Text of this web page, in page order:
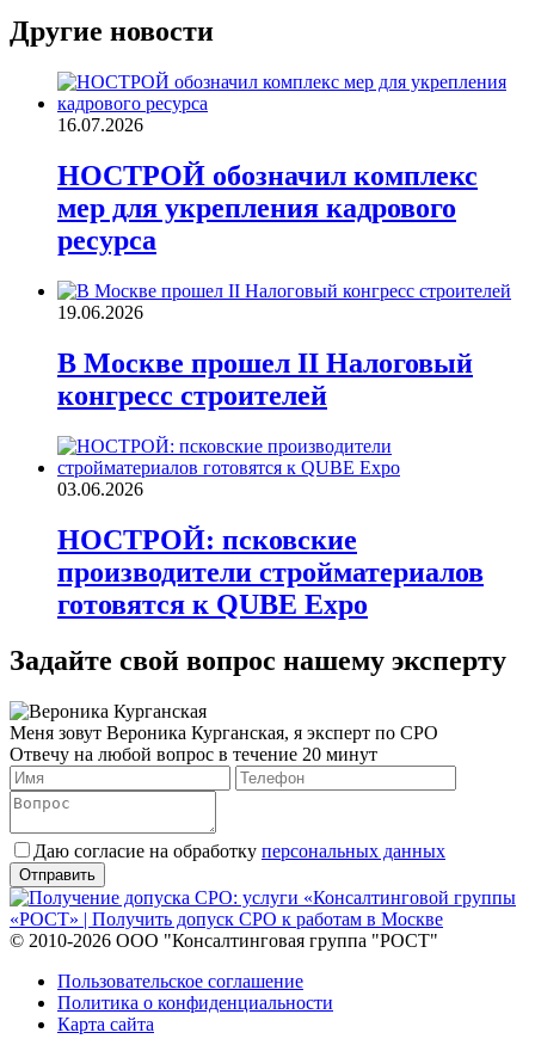
Другие новости
16.07.2026
НОСТРОЙ обозначил комплекс
мер для укрепления кадрового
ресурса
19.06.2026
В Москве прошел II Налоговый
конгресс строителей
03.06.2026
НОСТРОЙ: псковские
производители стройматериалов
готовятся к QUBE Expo
Задайте свой вопрос нашему эксперту
Меня зовут Вероника Курганская, я эксперт по СРО
Отвечу на любой вопрос в течение 20 минут
Даю согласие на обработку персональных данных
© 2010-2026 ООО "Консалтинговая группа "РОСТ"
Пользовательское соглашение
Политика о конфиденциальности
Карта сайта